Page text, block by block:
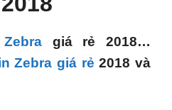
giá rẻ 2018…
Zebra giá rẻ 2018 và